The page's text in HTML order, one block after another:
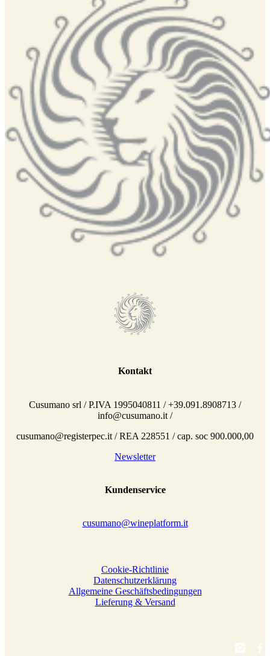
Kontakt
Cusumano srl / P.IVA 1995040811 / +39.091.8908713 /
info@cusumano.it /
cusumano@registerpec.it / REA 228551 / cap. soc 900.000,00
Newsletter
Kundenservice
cusumano@wineplatform.it
Cookie-Richtlinie
Datenschutzerklärung
Allgemeine Geschäftsbedingungen
Lieferung & Versand